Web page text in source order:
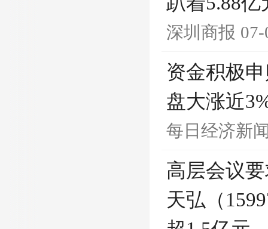
深圳商报
资金积极
盘大涨近
每日经济新
高层会议
天弘（